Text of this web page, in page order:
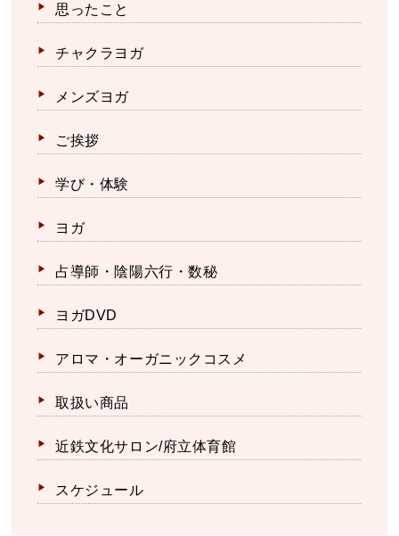
思ったこと
チャクラヨガ
メンズヨガ
ご挨拶
学び・体験
ヨガ
占導師・陰陽六行・数秘
ヨガDVD
アロマ・オーガニックコスメ
取扱い商品
近鉄文化サロン/府立体育館
スケジュール